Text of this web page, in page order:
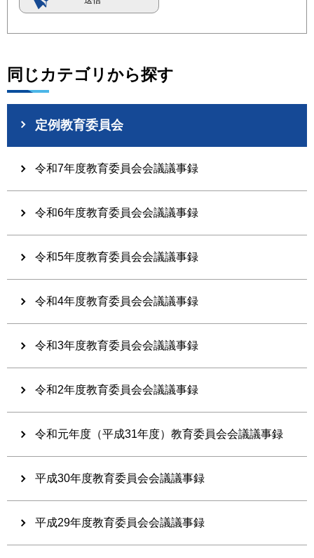
同じカテゴリから探す
定例教育委員会
令和7年度教育委員会会議議事録
令和6年度教育委員会会議議事録
令和5年度教育委員会会議議事録
令和4年度教育委員会会議議事録
令和3年度教育委員会会議議事録
令和2年度教育委員会会議議事録
令和元年度（平成31年度）教育委員会会議議事録
平成30年度教育委員会会議議事録
平成29年度教育委員会会議議事録